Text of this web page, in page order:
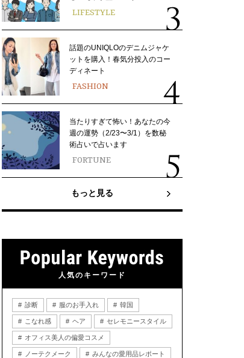
LIFESTYLE
話題のUNIQLOのデニムジャケ
ットを購入！春気分投入のコー
ディネート
FASHION
当たりすぎて怖い！あなたの今
週の運勢（2/23〜3/1）を数秘
術占いで占います
FORTUNE
もっと見る
人気のキーワード
診断 服のお手入れ 韓国
こなれ感 ヘア セレモニースタイル
オフィス美人の偏愛コスメ
ノーテクメーク みんなの愛用品レポート